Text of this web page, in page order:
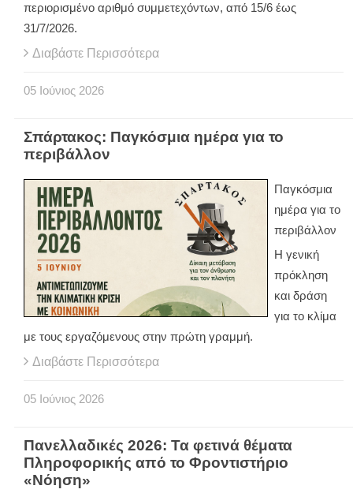
περιορισμένο αριθμό συμμετεχόντων, από 15/6 έως
31/7/2026.
Διαβάστε Περισσότερα
05 Ιούνιος 2026
Σπάρτακος: Παγκόσμια ημέρα για το
περιβάλλον
Παγκόσμια
ημέρα για το
περιβάλλον
Η γενική
πρόκληση
και δράση
για το κλίμα
με τους εργαζόμενους στην πρώτη γραμμή.
Διαβάστε Περισσότερα
05 Ιούνιος 2026
Πανελλαδικές 2026: Τα φετινά θέματα
Πληροφορικής από το Φροντιστήριο
«Νόηση»